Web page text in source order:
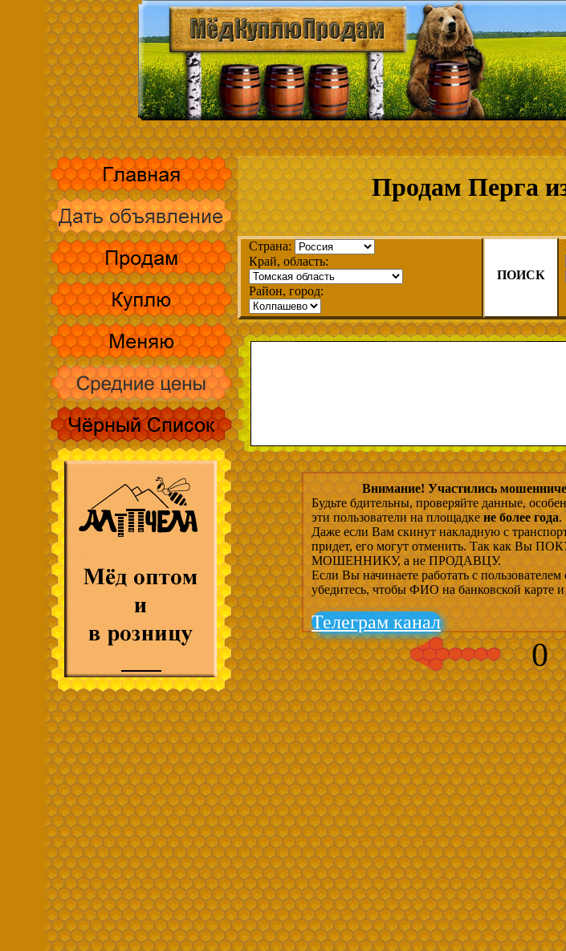
Продам Перга
Страна:
Край, область:
Район, город:
ПОИСК
Внимание! Участились
Будьте бдительны, проверяйте данные,
эти пользователи на площадке не более года.
Даже если Вам скинут накладную с
придет, его могут отменить. Так как Вы
МОШЕННИКУ, а не ПРОДАВЦУ.
Если Вы начинаете работать с
убедитесь, чтобы ФИО на банковской карте
Телеграм канал
0